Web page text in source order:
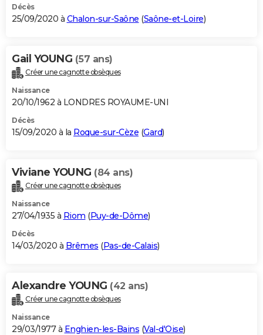
Décès
25/09/2020 à Chalon-sur-Saône (Saône-et-Loire)
Gail YOUNG (57 ans)
Créer une cagnotte obsèques
Naissance
20/10/1962 à LONDRES ROYAUME-UNI
Décès
15/09/2020 à la Roque-sur-Cèze (Gard)
Viviane YOUNG (84 ans)
Créer une cagnotte obsèques
Naissance
27/04/1935 à Riom (Puy-de-Dôme)
Décès
14/03/2020 à Brêmes (Pas-de-Calais)
Alexandre YOUNG (42 ans)
Créer une cagnotte obsèques
Naissance
29/03/1977 à Enghien-les-Bains (Val-d'Oise)